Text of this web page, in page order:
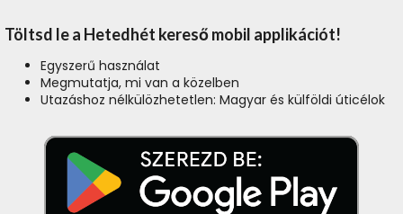
Töltsd le a Hetedhét kereső mobil applikációt!
Egyszerű használat
Megmutatja, mi van a közelben
Utazáshoz nélkülözhetetlen: Magyar és külföldi úticélok